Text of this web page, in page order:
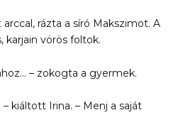
arccal, rázta a síró Makszimot. A
karjain vörös foltok.
– zokogta a gyermek.
kiáltott Irina. – Menj a saját